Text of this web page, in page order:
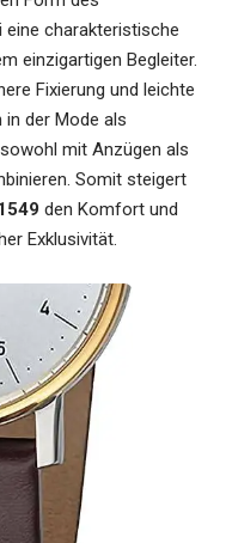
eine charakteristische
einzigartigen Begleiter.
Fixierung und leichte
in der Mode als
mit Anzügen als
Somit steigert
den Komfort und
Exklusivität.